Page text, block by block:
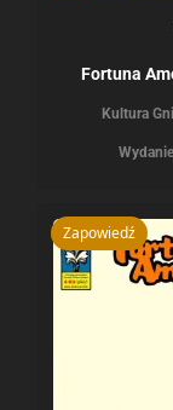
Fortuna
Kultura
Wydanie I
Zapowiedź